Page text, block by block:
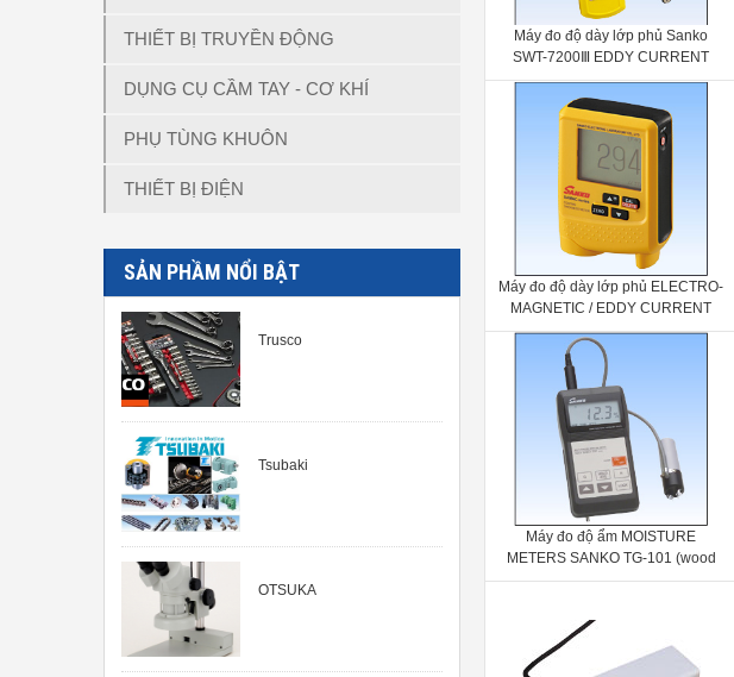
THIẾT BỊ TRUYỀN ĐỘNG
DỤNG CỤ CẦM TAY - CƠ KHÍ
PHỤ TÙNG KHUÔN
THIẾT BỊ ĐIỆN
SẢN PHẦM NỔI BẬT
Trusco
Tsubaki
OTSUKA
Máy đo độ dày lớp phủ Sanko
SWT-7200Ⅲ EDDY CURRENT
COATING THICKNESS METERS
Máy đo độ dày lớp phủ ELECTRO-
MAGNETIC / EDDY CURRENT
COATING THICKNESS METERS
Sanko SAMAC-FN / SAMAC-Pro
Máy đo độ ẩm MOISTURE
METERS SANKO TG-101 (wood
moisture meter)